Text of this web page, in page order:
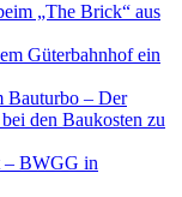
Güterbahnhof ein
Bauturbo – Der
den Baukosten zu
– BWGG in